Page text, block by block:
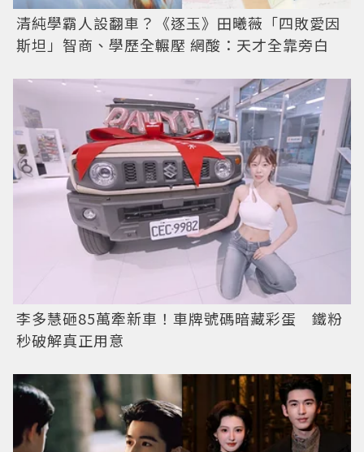
清純學霸人設翻車？《逐玉》田曦薇「四敗愛因
斯坦」智商、學歷全輾壓 網酸：天才全靠旁白
李多慧砸85萬牽新車！車牌號碼暗藏彩蛋 鐵粉
秒破解真正用意